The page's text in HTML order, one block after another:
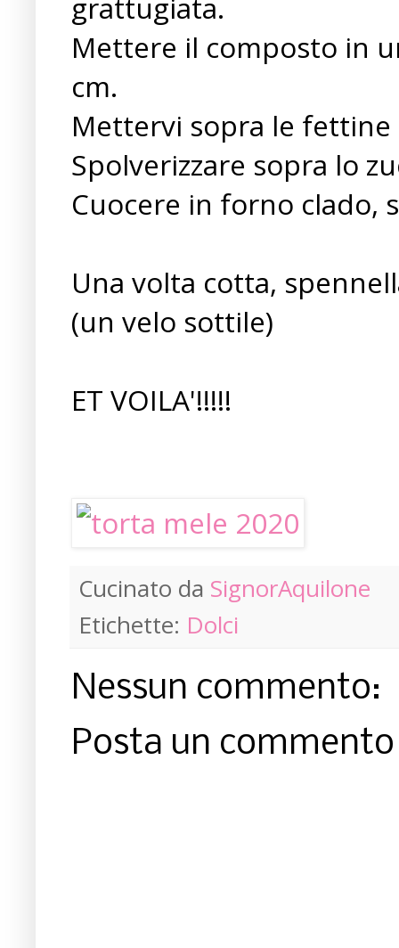
Mettere il composto in
cm.
Mettervi sopra le fettine
Spolverizzare sopra lo
Cuocere in forno clado,
Una volta cotta,
(un velo sottile)
ET VOILA'!!!!!
Cucinato da SignorAquilone
Etichette: Dolci
Nessun commento:
Posta un commento